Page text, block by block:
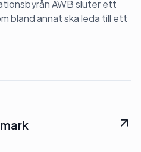
AWB sluter ett
bland annat ska leda till ett